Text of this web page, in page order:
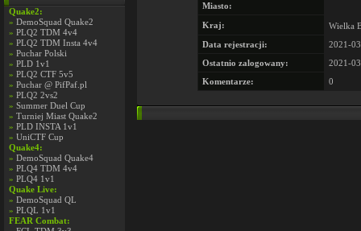
Quake2:
» DemoSquad Quake2
» PLQ2 TDM 4v4
» PLQ2 TDM Insta 4v4
» Puchar Polski
» PLD 1v1
» PLQ2 CTF 5v5
» Puchar @ PifPaf.pl
» PLQ2 2vs2
» Summer Duel Cup
» Turniej Miast Quake2
» PLD INSTA 1v1
» UniCTF Cup
Quake4:
» DemoSquad Quake4
» PLQ4 TDM 4v4
» PLQ4 1v1
Quake Live:
» DemoSquad QL
» PLQL 1v1
FEAR Combat:
Miasto:
Kraj:
Wielka
Data rejestracji:
2021-
Ostatnio zalogowany:
2021-
Komentarze:
0